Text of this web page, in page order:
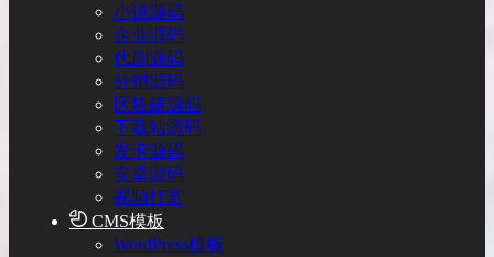
小说源码
企业源码
代刷源码
分销源码
区块链源码
下载站源码
发卡源码
安卓源码
视频打赏
CMS模板
WordPress模板